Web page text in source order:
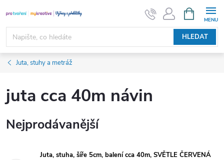
na
obsah
HLEDAT
NÁKUPNÍ
KOŠÍK
Juta, stuhy a metráž
juta cca 40m návin
Nejprodávanější
Juta, stuha, šíře 5cm, balení cca 40m, SVĚTLE ČERVENÁ